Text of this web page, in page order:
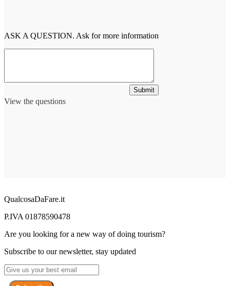
ASK A QUESTION. Ask for more information
View the questions
Submit
QualcosaDaFare.it
P.IVA 01878590478
Are you looking for a new way of doing tourism?
Subscribe to our newsletter, stay updated